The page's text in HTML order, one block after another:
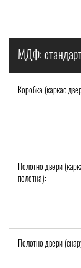
МДФ:
Коробка (каркас
Полотно двери
полотна):
Полотно двери